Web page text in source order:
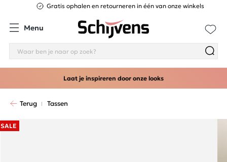
Gratis ophalen en retourneren in één van onze winkels
Menu
Laat je inspireren door onze looks
Terug Tassen
SALE